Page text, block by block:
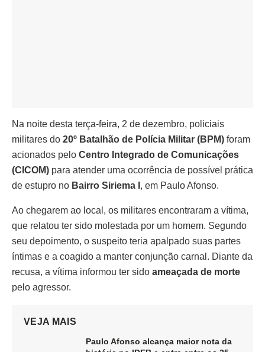
Na noite desta terça-feira, 2 de dezembro, policiais
militares do 20º Batalhão de Polícia Militar (BPM) foram
acionados pelo Centro Integrado de Comunicações
(CICOM) para atender uma ocorrência de possível prática
de estupro no Bairro Siriema I , em Paulo Afonso.
Ao chegarem ao local, os militares encontraram a vítima,
que relatou ter sido molestada por um homem. Segundo
seu depoimento, o suspeito teria apalpado suas partes
íntimas e a coagido a manter conjunção carnal. Diante da
recusa, a vítima informou ter sido ameaçada de morte
pelo agressor.
VEJA MAIS
Paulo Afonso alcança maior nota da